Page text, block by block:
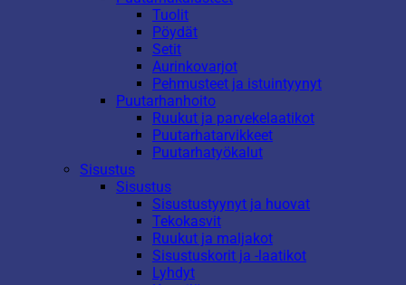
Tuolit
Pöydät
Setit
Aurinkovarjot
Pehmusteet ja istuintyynyt
Puutarhanhoito
Ruukut ja parvekelaatikot
Puutarhatarvikkeet
Puutarhatyökalut
Sisustus
Sisustus
Sisustustyynyt ja huovat
Tekokasvit
Ruukut ja maljakot
Sisustuskorit ja -laatikot
Lyhdyt